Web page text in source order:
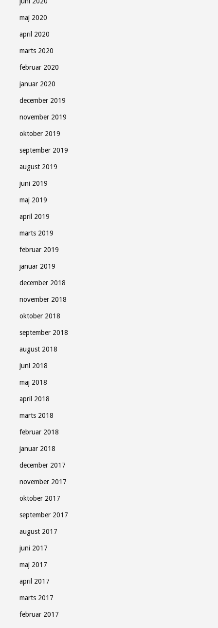
maj 2020
april 2020
marts 2020
februar 2020
januar 2020
december 2019
november 2019
oktober 2019
september 2019
august 2019
juni 2019
maj 2019
april 2019
marts 2019
februar 2019
januar 2019
december 2018
november 2018
oktober 2018
september 2018
august 2018
juni 2018
maj 2018
april 2018
marts 2018
februar 2018
januar 2018
december 2017
november 2017
oktober 2017
september 2017
august 2017
juni 2017
maj 2017
april 2017
marts 2017
februar 2017